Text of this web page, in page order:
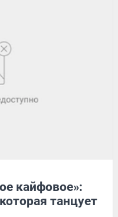
кайфовое»:
танцует